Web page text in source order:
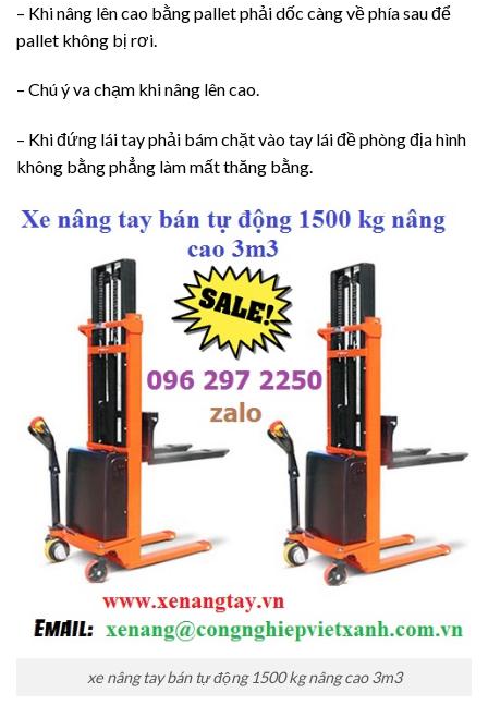
– Khi nâng lên cao bằng pallet phải dốc càng về phía sau để
pallet không bị rơi.
– Chú ý va chạm khi nâng lên cao.
– Khi đứng lái tay phải bám chặt vào tay lái đề phòng địa hình
không bằng phẳng làm mất thăng bằng.
xe nâng tay bán tự động 1500 kg nâng cao 3m3